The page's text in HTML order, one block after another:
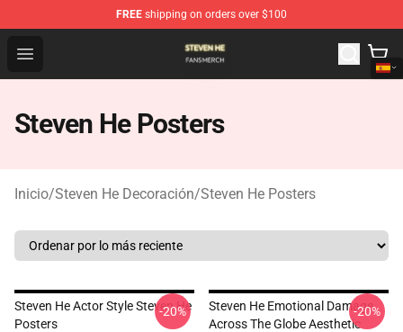
FREE shipping on orders over $100
Open menu
Steven He Shop - Official Steven He Merchandise Store
Steven He Posters
Inicio/Steven He Decoración/Steven He Posters
Steven He Actor Style Steven He
Posters
-20%
Steven He Emotional Damage
Across The Globe Aesthetic
-20%